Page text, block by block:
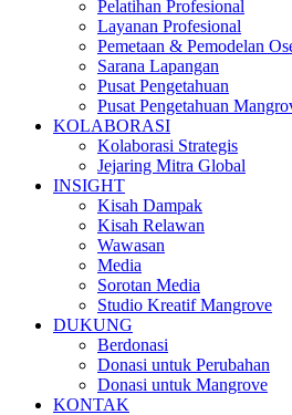
Pelatihan Profesional
Layanan Profesional
Pemetaan & Pemodelan
Sarana Lapangan
Pusat Pengetahuan
Pusat Pengetahuan
KOLABORASI
Kolaborasi Strategis
Jejaring Mitra Global
INSIGHT
Kisah Dampak
Kisah Relawan
Wawasan
Media
Sorotan Media
Studio Kreatif Mangrove
DUKUNG
Berdonasi
Donasi untuk Perubahan
Donasi untuk Mangrove
KONTAK